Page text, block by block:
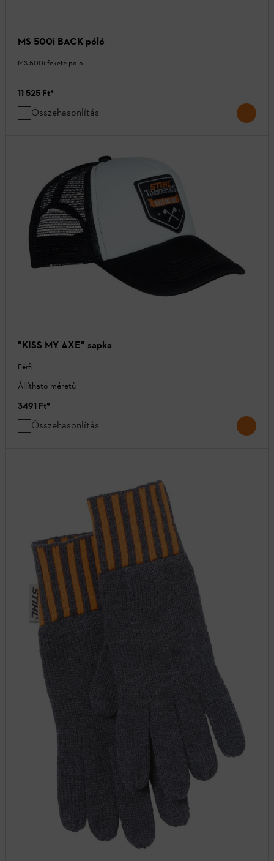
MS 500i BACK póló
MS 500i fekete póló
11 525 Ft*
Összehasonlítás
"KISS MY AXE" sapka
Férfi
Állítható méretű
3491 Ft*
Összehasonlítás